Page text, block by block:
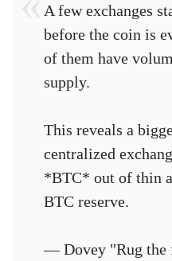
A few exchanges
before the coin is
of them have
supply.
This reveals a
centralized
*BTC* out of thin
BTC reserve.
— Dovey "Rug the